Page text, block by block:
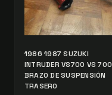
1986 1987 SUZUKI
INTRUDER VS700 VS 700
BRAZO DE SUSPENSIÓN
TRASERO